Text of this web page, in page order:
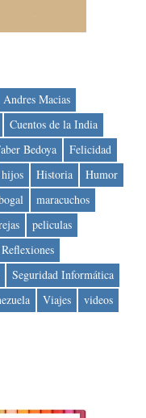
Andres Macias
Cuentos de la India
Bedoya
Felicidad
hijos Historia
Humor
maracuchos
peliculas
Reflexiones
Seguridad Informática
Viajes videos